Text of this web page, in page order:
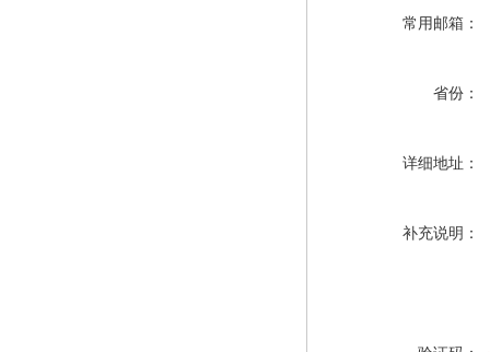
常用邮箱：
省份：
详细地址：
补充说明：